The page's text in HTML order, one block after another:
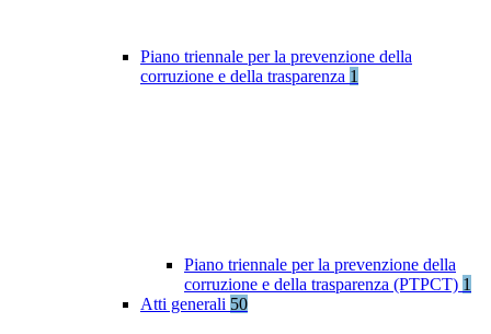
Piano triennale per la prevenzione della
corruzione e della trasparenza 1
Piano triennale per la prevenzione della
corruzione e della trasparenza (PTPCT) 1
Atti generali 50